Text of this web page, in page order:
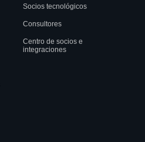
Socios tecnológicos
Consultores
Centro de socios e
integraciones